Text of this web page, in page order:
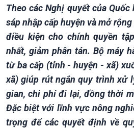
Chính trị
Tin Chính trị
Chính phủ với người dân
Quốc hội với cử tri
Xây dựng đảng
Đảng trong cuộc sống
Nhận diện sự thật
Pháp luật và đời sống
Theo các Nghị quyết của
sáp nhập cấp huyện và mở
điều kiện cho chính quyền
nhất, giảm phân tán. Bộ máy
từ ba cấp (tỉnh - huyện - xã)
xã) giúp rút ngắn quy trình xử
gian, chi phí đi lại, đồng thời
Đặc biệt với lĩnh vực nông
trọng để các quyết định về